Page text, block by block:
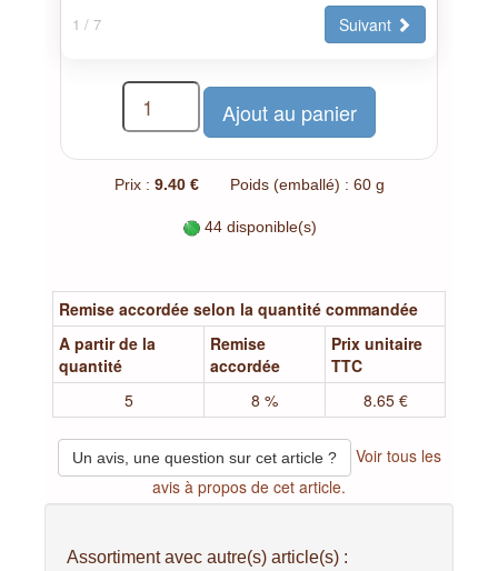
1 / 7 Suivant
Prix : 9.40 € Poids (emballé) : 60 g
44 disponible(s)
Remise accordée selon la quantité commandée
A partir de la
quantité
Remise
accordée
Prix unitaire
TTC
5
8 % 8.65 €
Un avis, une question sur cet article ?
Voir tous les
avis à propos de cet article.
Assortiment avec autre(s) article(s) :